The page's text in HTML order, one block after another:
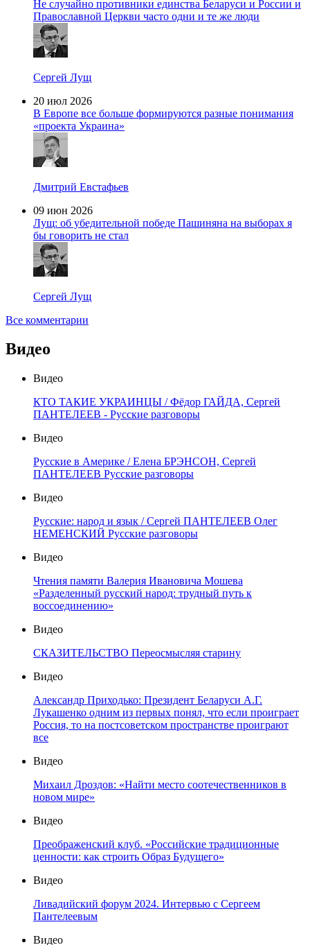
Не случайно противники единства Беларуси и России и
Православной Церкви часто одни и те же люди
Сергей Лущ
20 июл 2026
В Европе все больше формируются разные понимания
«проекта Украина»
Дмитрий Евстафьев
09 июн 2026
Лущ: об убедительной победе Пашиняна на выборах я
бы говорить не стал
Сергей Лущ
Все комментарии
Видео
Видео
КТО ТАКИЕ УКРАИНЦЫ / Фёдор ГАЙДА, Сергей
ПАНТЕЛЕЕВ - Русские разговоры
Видео
Русские в Америке / Елена БРЭНСОН, Сергей
ПАНТЕЛЕЕВ Русские разговоры
Видео
Русские: народ и язык / Сергей ПАНТЕЛЕЕВ Олег
НЕМЕНСКИЙ Русские разговоры
Видео
Чтения памяти Валерия Ивановича Мошева
«Разделенный русский народ: трудный путь к
воссоединению»
Видео
СКАЗИТЕЛЬСТВО Переосмысляя старину
Видео
Александр Приходько: Президент Беларуси А.Г.
Лукашенко одним из первых понял, что если проиграет
Россия, то на постсоветском пространстве проиграют
все
Видео
Михаил Дроздов: «Найти место соотечественников в
новом мире»
Видео
Преображенский клуб. «Российские традиционные
ценности: как строить Образ Будущего»
Видео
Ливадийский форум 2024. Интервью с Сергеем
Пантелеевым
Видео